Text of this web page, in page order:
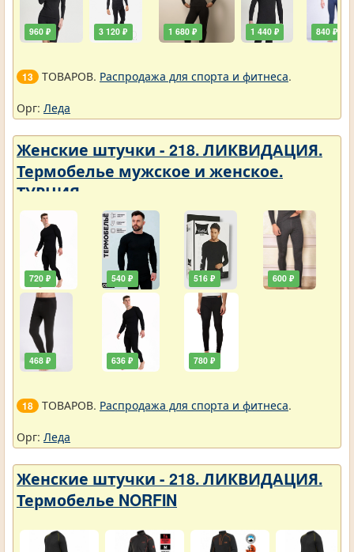
960 ₽ 3 120 ₽ 1 680 ₽ 1 440 ₽ 840 ₽
13 ТОВАРОВ. Распродажа для спорта и фитнеса.
Орг: Леда
Женские штучки - 218. ЛИКВИДАЦИЯ.
Термобелье мужское и женское.
ТУРЦИЯ
720 ₽
468 ₽
540 ₽
636 ₽
516 ₽
780 ₽
600 ₽
18 ТОВАРОВ. Распродажа для спорта и фитнеса.
Орг: Леда
Женские штучки - 218. ЛИКВИДАЦИЯ.
Термобелье NORFIN